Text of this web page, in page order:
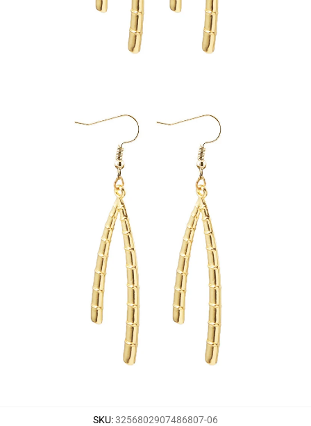
SKU:3256802907486807-06